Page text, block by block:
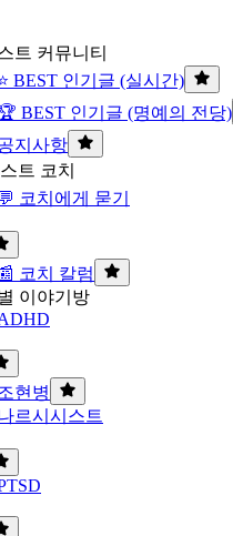
트 커뮤니티
BEST 인기글 (실시간)
BEST 인기글 (명예의 전당)
지사항
트 코치
💬 코치에게 묻기
📰 코치 칼럼
이야기방
현병
르시시스트